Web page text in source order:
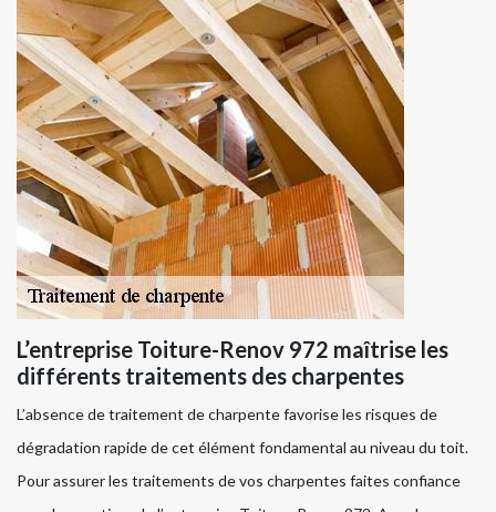
L’entreprise Toiture-Renov 972 maîtrise les
différents traitements des charpentes
L’absence de traitement de charpente favorise les risques de
dégradation rapide de cet élément fondamental au niveau du toit.
Pour assurer les traitements de vos charpentes faites confiance